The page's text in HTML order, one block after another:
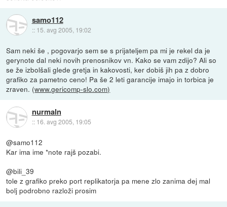
samo112
:: 15. avg 2005, 19:02
Sam neki še , pogovarjo sem se s prijateljem pa mi je rekel da je
gerynote dal neki novih prenosnikov vn. Kako se vam zdijo? Ali so
se že izbolšali glede gretja in kakovosti, ker dobiš jih pa z dobro
grafiko za pametno ceno! Pa še 2 leti garancije imajo in torbica je
zraven. (www.gericomp-slo.com)
nurmaln
:: 16. avg 2005, 19:05
@samo112
Kar ima ime *note rajš pozabi.
@bili_39
tole z grafiko preko port replikatorja pa mene zlo zanima dej mal
bolj podrobno razloži prosim